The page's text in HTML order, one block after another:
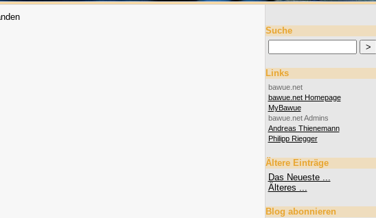
Suche
Links
bawue.net
bawue.net Homepage
MyBawue
bawue.net Admins
Andreas Thienemann
Philipp Riegger
Ältere Einträge
Das Neueste ...
Älteres ...
Blog abonnieren